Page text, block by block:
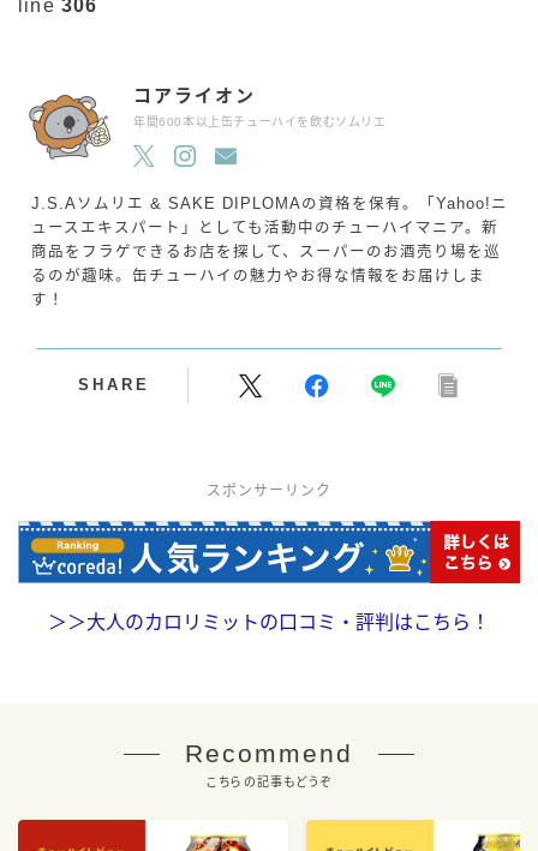
line 306
コアライオン
年間600本以上缶チューハイを飲むソムリエ
J.S.Aソムリエ & SAKE DIPLOMAの資格を保有。「Yahoo!ニ
ュースエキスパート」としても活動中のチューハイマニア。新
商品をフラゲできるお店を探して、スーパーのお酒売り場を巡
るのが趣味。缶チューハイの魅力やお得な情報をお届けしま
す！
SHARE
スポンサーリンク
＞＞大人のカロリミットの口コミ・評判はこちら！
Recommend
こちらの記事もどうぞ